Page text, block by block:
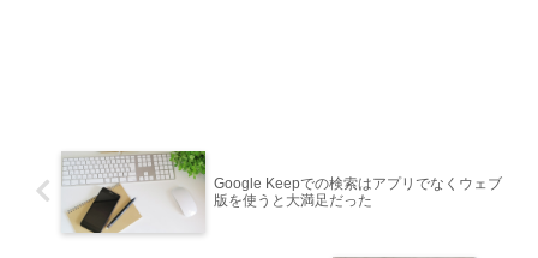
Google Keepでの検索はアプリでなくウェブ
版を使うと大満足だった